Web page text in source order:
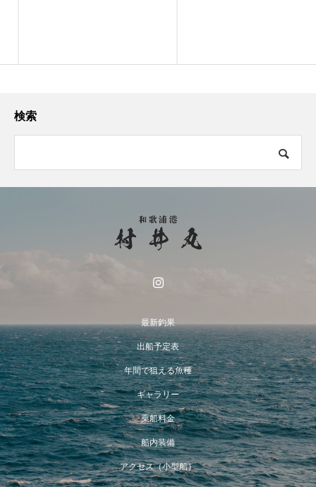
検索
最新釣果
出船予定表
年間で狙える魚種
ギャラリー
乗船料金
船内装備
アクセス（小型船）